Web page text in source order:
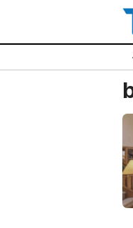
content